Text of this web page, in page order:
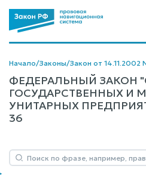
Начало/Законы/Закон от 14.11.2002
ФЕДЕРАЛЬНЫЙ ЗАКОН
ГОСУДАРСТВЕННЫХ И
УНИТАРНЫХ
36